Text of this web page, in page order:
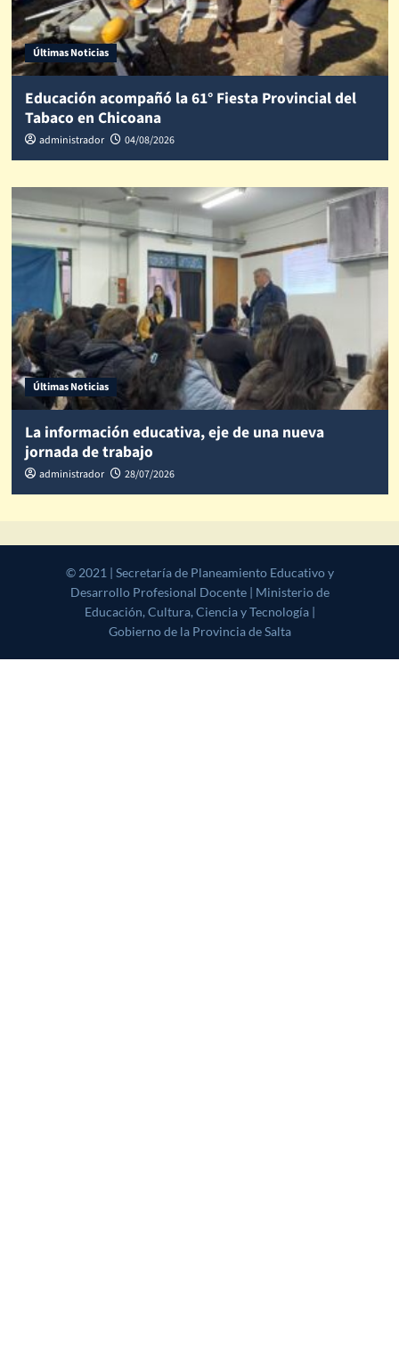
Últimas Noticias
Educación acompañó la 61° Fiesta Provincial del
Tabaco en Chicoana
administrador 04/08/2026
Últimas Noticias
La información educativa, eje de una nueva
jornada de trabajo
administrador 28/07/2026
© 2021 | Secretaría de Planeamiento Educativo y Desarrollo
Profesional Docente | Ministerio de Educación, Cultura, Ciencia y
Tecnología | Gobierno de la Provincia de Salta|CoverNews
themes.